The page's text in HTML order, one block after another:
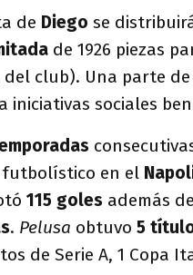
de Diego se
de 1926 piezas
club). Una parte
iniciativas sociales
en el
115 goles además
. Pelusa obtuvo 5
de Serie A, 1 Copa